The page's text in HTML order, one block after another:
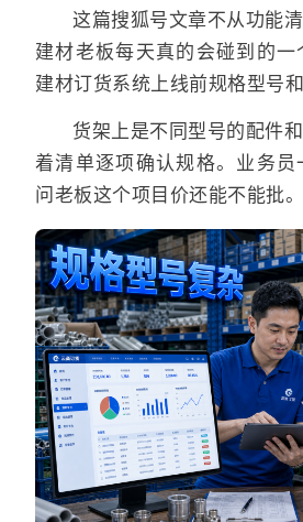
这篇搜狐号文章不从功能
建材老板每天真的会碰到的
建材订货系统上线前规格型号
货架上是不同型号的配件
着清单逐项确认规格。业务员
问老板这个项目价还能不能批。